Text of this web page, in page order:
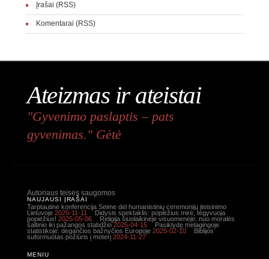
Įrašai (RSS)
Komentarai (RSS)
Ateizmas ir ateistai
"Gyvenimo paslaptis – pats
gyvenimas." Gėtė
Autoriaus teisės saugomos
NAUJAUSI ĮRAŠAI
Tarptautinė konferencija Seime dėl humanistinių ceremonijų įteisinimo
Lietuvoje 2025-11-11
Didysis spektaklis: popiežius mirė, tegyvuoja
popiežius! 2025-05-06
Religija šiuolaikinėje visuomenėje: nuo moralės
šaltinio iki pažangos stabdžio 2025-04-15
Pasiklydę melagingoje
statistikoje: degančios bažnyčios Europoje 2025-02-10
Biblijos
suformuotas požiūris į moterį 2024-11-27
MENIU